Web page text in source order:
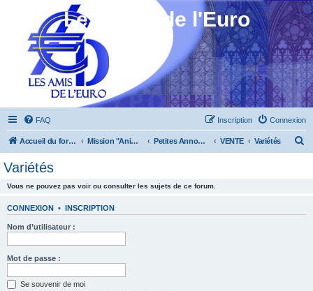
Les Amis de l'Euro
FAQ Connexion
Inscription
Accueil du forum Mission "Animation" Petites Annonces VENTE Variétés
Variétés
Vous ne pouvez pas voir ou consulter les sujets de ce forum.
CONNEXION • INSCRIPTION
Nom d’utilisateur :
Mot de passe :
Se souvenir de moi